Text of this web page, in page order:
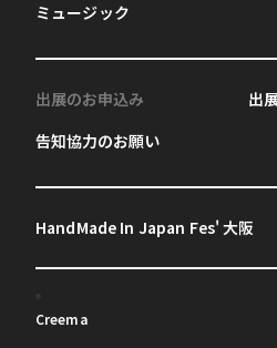
ミュージック
出展のお申込み
告知協力のお願い
出
HandMade In Japan Fes' 大阪
Creema